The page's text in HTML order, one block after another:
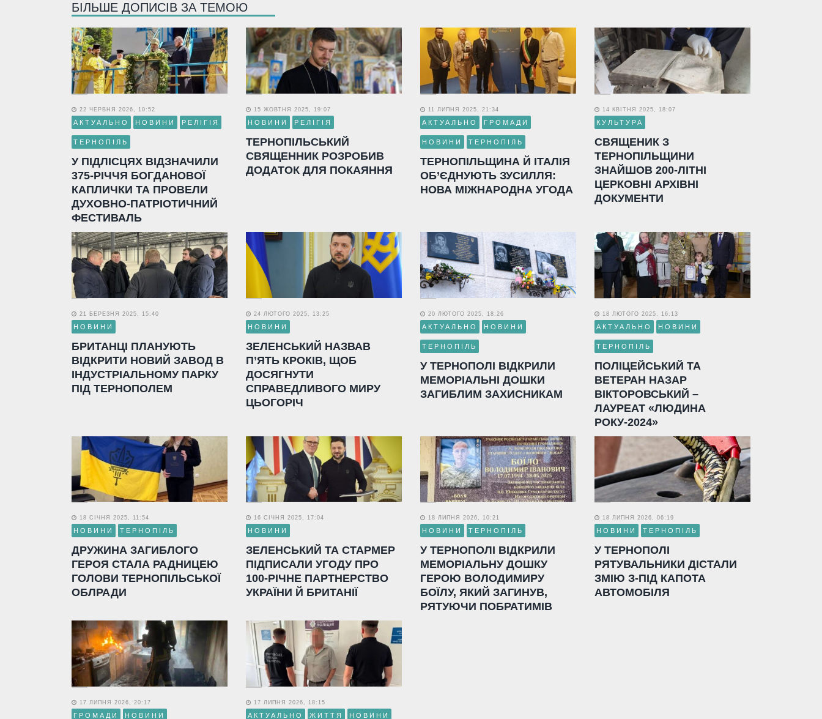
БІЛЬШЕ ДОПИСІВ ЗА ТЕМОЮ
22 ЧЕРВНЯ 2026, 10:52
АКТУАЛЬНО НОВИНИ РЕЛІГІЯ
ТЕРНОПІЛЬ
У ПІДЛІСЦЯХ ВІДЗНАЧИЛИ
375-РІЧЧЯ БОГДАНОВОЇ
КАПЛИЧКИ ТА ПРОВЕЛИ
ДУХОВНО-ПАТРІОТИЧНИЙ
ФЕСТИВАЛЬ
15 ЖОВТНЯ 2025, 19:07
НОВИНИ РЕЛІГІЯ
ТЕРНОПІЛЬСЬКИЙ
СВЯЩЕННИК РОЗРОБИВ
ДОДАТОК ДЛЯ ПОКАЯННЯ
11 ЛИПНЯ 2025, 21:34
АКТУАЛЬНО ГРОМАДИ
НОВИНИ ТЕРНОПІЛЬ
ТЕРНОПІЛЬЩИНА Й ІТАЛІЯ
ОБ’ЄДНУЮТЬ ЗУСИЛЛЯ:
НОВА МІЖНАРОДНА УГОДА
14 КВІТНЯ 2025, 18:07
КУЛЬТУРА
СВЯЩЕНИК З
ТЕРНОПІЛЬЩИНИ
ЗНАЙШОВ 200-ЛІТНІ
ЦЕРКОВНІ АРХІВНІ
ДОКУМЕНТИ
21 БЕРЕЗНЯ 2025, 15:40
НОВИНИ
БРИТАНЦІ ПЛАНУЮТЬ
ВІДКРИТИ НОВИЙ ЗАВОД В
ІНДУСТРІАЛЬНОМУ ПАРКУ
ПІД ТЕРНОПОЛЕМ
24 ЛЮТОГО 2025, 13:25
НОВИНИ
ЗЕЛЕНСЬКИЙ НАЗВАВ
П’ЯТЬ КРОКІВ, ЩОБ
ДОСЯГНУТИ
СПРАВЕДЛИВОГО МИРУ
ЦЬОГОРІЧ
20 ЛЮТОГО 2025, 18:26
АКТУАЛЬНО НОВИНИ
ТЕРНОПІЛЬ
У ТЕРНОПОЛІ ВІДКРИЛИ
МЕМОРІАЛЬНІ ДОШКИ
ЗАГИБЛИМ ЗАХИСНИКАМ
18 ЛЮТОГО 2025, 16:13
АКТУАЛЬНО НОВИНИ
ТЕРНОПІЛЬ
ПОЛІЦЕЙСЬКИЙ ТА
ВЕТЕРАН НАЗАР
ВІКТОРОВСЬКИЙ –
ЛАУРЕАТ «ЛЮДИНА
РОКУ-2024»
18 СІЧНЯ 2025, 11:54
НОВИНИ ТЕРНОПІЛЬ
ДРУЖИНА ЗАГИБЛОГО
ГЕРОЯ СТАЛА РАДНИЦЕЮ
ГОЛОВИ ТЕРНОПІЛЬСЬКОЇ
ОБЛРАДИ
16 СІЧНЯ 2025, 17:04
НОВИНИ
ЗЕЛЕНСЬКИЙ ТА СТАРМЕР
ПІДПИСАЛИ УГОДУ ПРО
100-РІЧНЕ ПАРТНЕРСТВО
УКРАЇНИ Й БРИТАНІЇ
18 ЛИПНЯ 2026, 10:21
НОВИНИ ТЕРНОПІЛЬ
У ТЕРНОПОЛІ ВІДКРИЛИ
МЕМОРІАЛЬНУ ДОШКУ
ГЕРОЮ ВОЛОДИМИРУ
БОЇЛУ, ЯКИЙ ЗАГИНУВ,
РЯТУЮЧИ ПОБРАТИМІВ
18 ЛИПНЯ 2026, 06:19
НОВИНИ ТЕРНОПІЛЬ
У ТЕРНОПОЛІ
РЯТУВАЛЬНИКИ ДІСТАЛИ
ЗМІЮ З-ПІД КАПОТА
АВТОМОБІЛЯ
17 ЛИПНЯ 2026, 20:17
ГРОМАДИ НОВИНИ
17 ЛИПНЯ 2026, 18:15
АКТУАЛЬНО ЖИТТЯ НОВИНИ